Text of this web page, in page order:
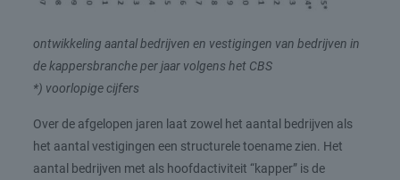
ontwikkeling aantal bedrijven en vestigingen van bedrijven in
de kappersbranche per jaar volgens het CBS
*) voorlopige cijfers
Over de afgelopen jaren laat zowel het aantal bedrijven als
het aantal vestigingen een structurele toename zien. Het
aantal bedrijven met als hoofdactiviteit “kapper” is de